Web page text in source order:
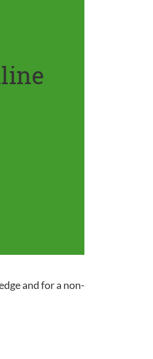
and for a non-